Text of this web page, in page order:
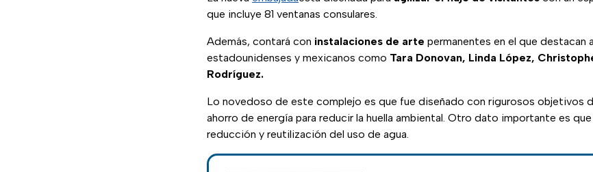
que incluye 81 ventanas consulares.
Además, contará con instalaciones de arte permanentes en el que destacan
estadounidenses y mexicanos como Tara Donovan, Linda López,
Rodríguez.
Lo novedoso de este complejo es que fue diseñado con rigurosos objetivos
ahorro de energía para reducir la huella ambiental. Otro dato importante es
reducción y reutilización del uso de agua.